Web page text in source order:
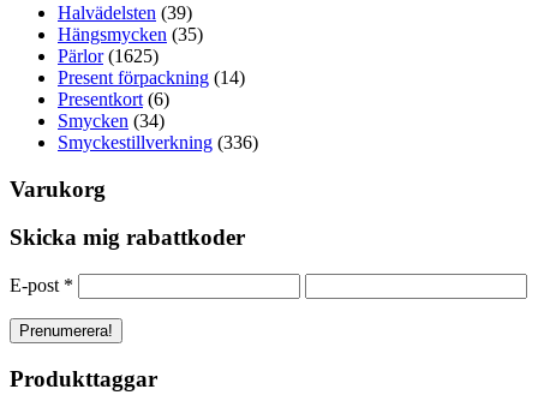
Halvädelsten (39)
Hängsmycken (35)
Pärlor (1625)
Present förpackning (14)
Presentkort (6)
Smycken (34)
Smyckestillverkning (336)
Varukorg
Skicka mig rabattkoder
E-post *
Produkttaggar